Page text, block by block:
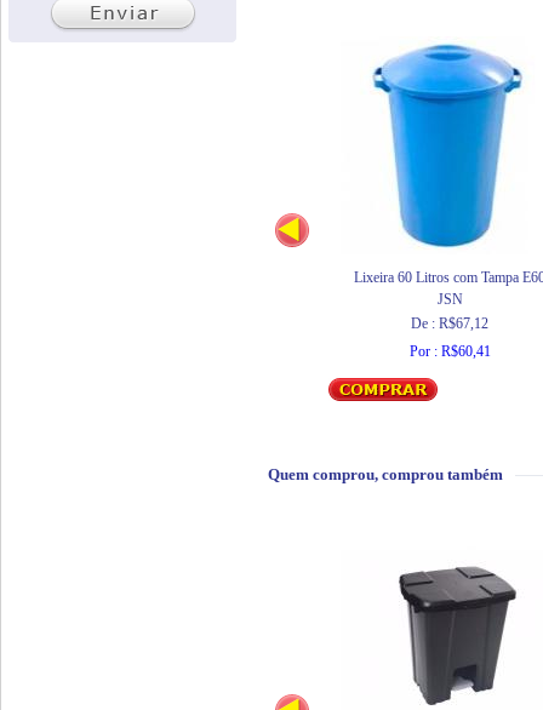
Lixeira 60 Litros com Tampa
JSN
De : R$67,12
Por : R$60,41
Quem comprou, comprou também